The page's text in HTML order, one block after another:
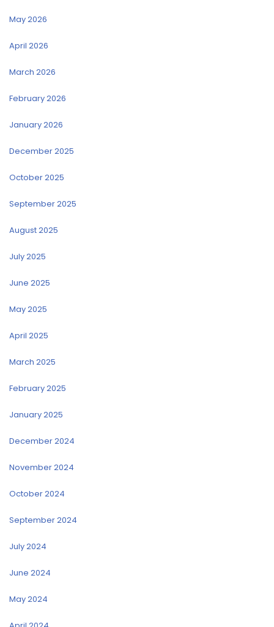
May 2026
April 2026
March 2026
February 2026
January 2026
December 2025
October 2025
September 2025
August 2025
July 2025
June 2025
May 2025
April 2025
March 2025
February 2025
January 2025
December 2024
November 2024
October 2024
September 2024
July 2024
June 2024
May 2024